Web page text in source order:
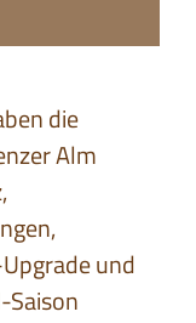
die
Alm
und